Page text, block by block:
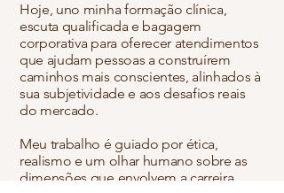
Hoje, uno minha formação clínica,
escuta qualificada e bagagem
corporativa para oferecer atendimentos
que ajudam pessoas a construírem
caminhos mais conscientes, alinhados à
sua subjetividade e aos desafios reais
do mercado.
Meu trabalho é guiado por ética,
realismo e um olhar humano sobre as
dimensões que envolvem a carreira.